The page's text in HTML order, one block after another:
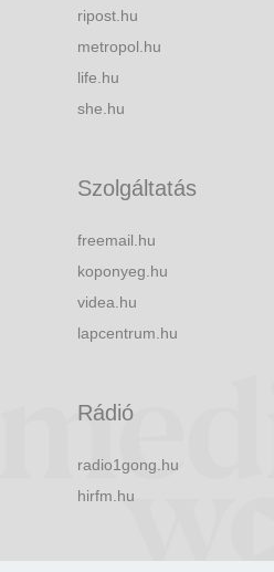
ripost.hu
metropol.hu
life.hu
she.hu
Szolgáltatás
freemail.hu
koponyeg.hu
videa.hu
lapcentrum.hu
Rádió
radio1gong.hu
hirfm.hu